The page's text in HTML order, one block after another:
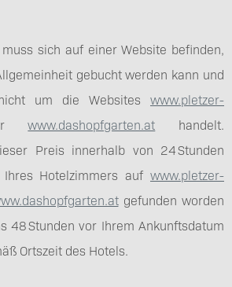
sich auf einer Website befinden,
gebucht werden kann und
um die Websites www.pletzer-
www.dashopfgarten.at handelt.
Preis innerhalb von 24 Stunden
Hotelzimmers auf www.pletzer-
gefunden worden
48 Stunden vor Ihrem Ankunftsdatum
Ortszeit des Hotels.